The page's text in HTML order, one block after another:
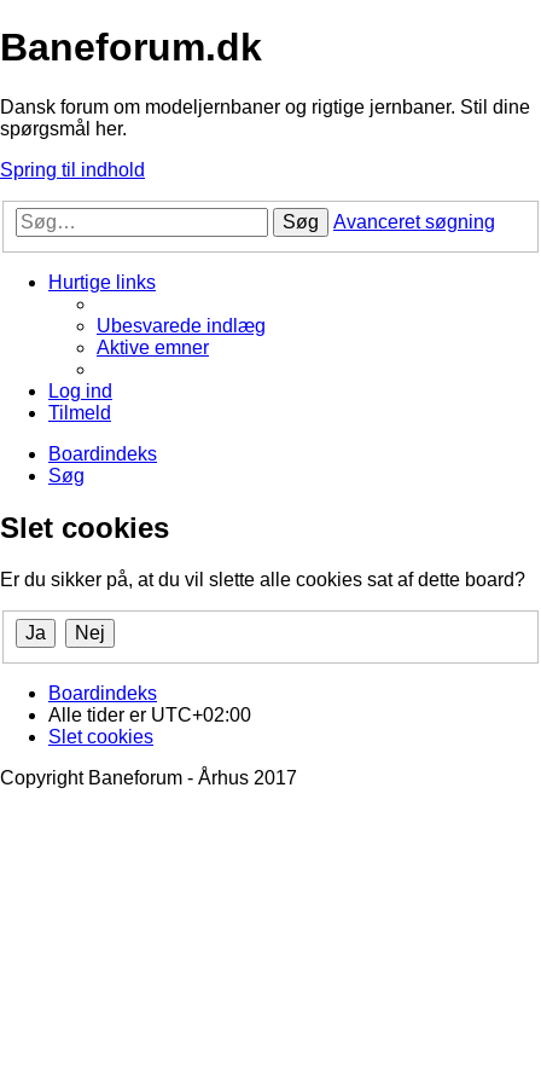
Baneforum.dk
Dansk forum om modeljernbaner og rigtige jernbaner. Stil dine
spørgsmål her.
Spring til indhold
Søg Avanceret søgning
Hurtige links
Ubesvarede indlæg
Aktive emner
Log ind
Tilmeld
Boardindeks
Søg
Slet cookies
Er du sikker på, at du vil slette alle cookies sat af dette board?
Boardindeks
Alle tider er UTC+02:00
Slet cookies
Copyright Baneforum - Århus 2017